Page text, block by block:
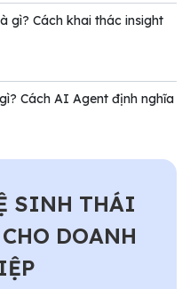
gì? Cách khai thác insight
Cách AI Agent định nghĩa
SINH THÁI
DOANH